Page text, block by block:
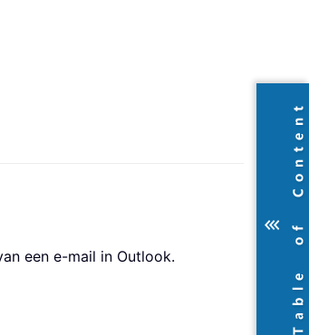
een e-mail in Outlook.